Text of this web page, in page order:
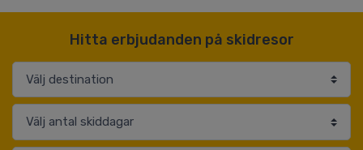
Hitta erbjudanden på skidresor